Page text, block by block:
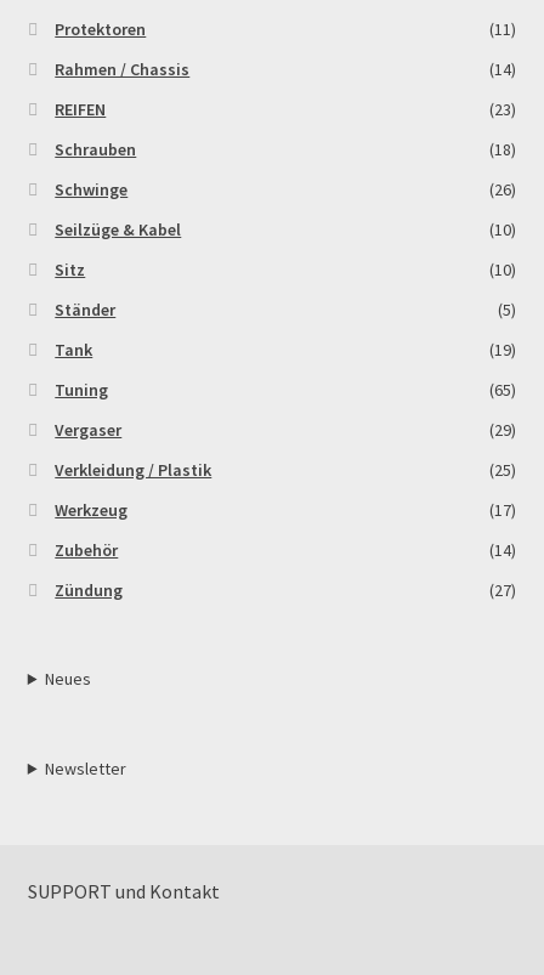
Protektoren
(11)
Rahmen / Chassis
(14)
REIFEN
(23)
Schrauben
(18)
Schwinge
(26)
Seilzüge & Kabel
(10)
Sitz
(10)
Ständer
(5)
Tank
(19)
Tuning
(65)
Vergaser
(29)
Verkleidung / Plastik
(25)
Werkzeug
(17)
Zubehör
(14)
Zündung
(27)
Neues
Newsletter
SUPPORT und Kontakt